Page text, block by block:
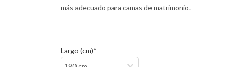
más adecuado para camas de matrimonio.
Largo (cm)*